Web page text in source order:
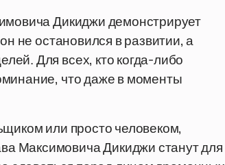
Дикиджи демонстрирует
не остановился в развитии, а
Для всех, кто когда-либо
что даже в моменты
или просто человеком,
Максимовича Дикиджи станут для